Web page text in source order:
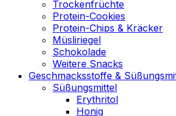
Trockenfrüchte
Protein-Cookies
Protein-Chips & Kräcker
Müsliriegel
Schokolade
Weitere Snacks
Geschmacksstoffe &
Süßungsmittel
Erythritol
Honig